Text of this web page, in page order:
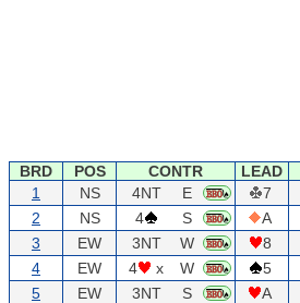
BRD POS CONTR LEAD
1
NS 4NT E 7
2
NS 4 S A
3
EW 3NT W 8
4
EW 4 x W 5
5
EW 3NT S A